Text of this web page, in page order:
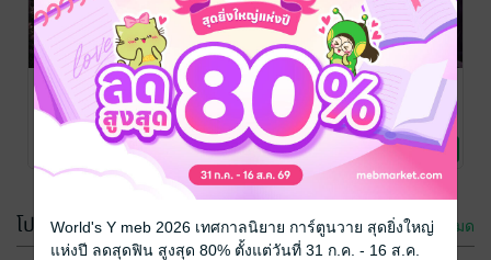
ที่ทรนง
wayang
นิยายรัก
No Rating
เมียคืนเดียว
wayang
นิยายรัก
2 Rating
เมียเด็กของท่าน
ประธานร้ายรัก
wayang
อุ้มรักขังใจเพียง
เมียคืนเดียว
wayang
นิยายรัก
2 Rating
คุณเลขาภรรยา
ล้างหนี้
wayang
นิยายรัก
No Rating
โปรโมชัน ดูทั้งหมด
World's Y meb 2026 เทศกาลนิยาย การ์ตูนวาย สุดยิ่งใหญ่
แห่งปี ลดสุดฟิน สูงสุด 80% ตั้งแต่วันที่ 31 ก.ค. - 16 ส.ค.